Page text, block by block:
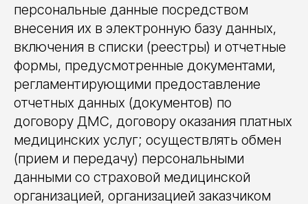
персональные данные посредством
внесения их в электронную базу данных,
включения в списки (реестры) и отчетные
формы, предусмотренные документами,
регламентирующими предоставление
отчетных данных (документов) по
договору ДМС, договору оказания платных
медицинских услуг; осуществлять обмен
(прием и передачу) персональными
данными со страховой медицинской
организацией, организацией заказчиком